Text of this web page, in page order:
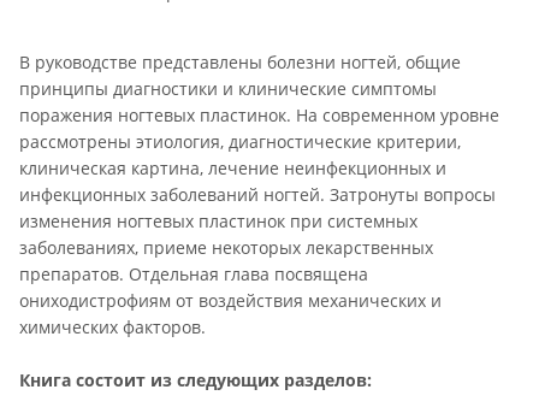
В руководстве представлены болезни ногтей, общие
принципы диагностики и клинические симптомы
поражения ногтевых пластинок. На современном уровне
рассмотрены этиология, диагностические критерии,
клиническая картина, лечение неинфекционных и
инфекционных заболеваний ногтей. Затронуты вопросы
изменения ногтевых пластинок при системных
заболеваниях, приеме некоторых лекарственных
препаратов. Отдельная глава посвящена
ониходистрофиям от воздействия механических и
химических факторов.
Книга состоит из следующих разделов: